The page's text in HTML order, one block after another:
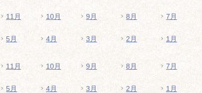
11月 10月 9月 8月 7月
5月 4月 3月 2月 1月
11月 10月 9月 8月 7月
5月 4月 3月 2月 1月